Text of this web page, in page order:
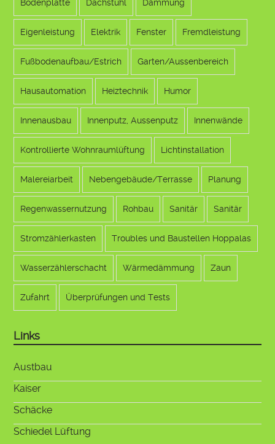
Bodenplatte Dachstuhl Dämmung
Eigenleistung Elektrik Fenster Fremdleistung
Fußbodenaufbau/Estrich Garten/Aussenbereich
Hausautomation Heiztechnik Humor
Innenausbau Innenputz, Aussenputz Innenwände
Kontrollierte Wohnraumlüftung Lichtinstallation
Malereiarbeit Nebengebäude/Terrasse Planung
Regenwassernutzung Rohbau Sanitär Sanitär
Stromzählerkasten Troubles und Baustellen Hoppalas
Wasserzählerschacht Wärmedämmung Zaun
Zufahrt Überprüfungen und Tests
Links
Austbau
Kaiser
Schäcke
Schiedel Lüftung